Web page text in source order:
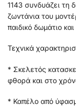
1143 συνδυάζει τη
ζωντάνια του
παιδικό δωμάτιο
Τεχνικά
* Σκελετός
φθορά και στο
* Καπέλο από